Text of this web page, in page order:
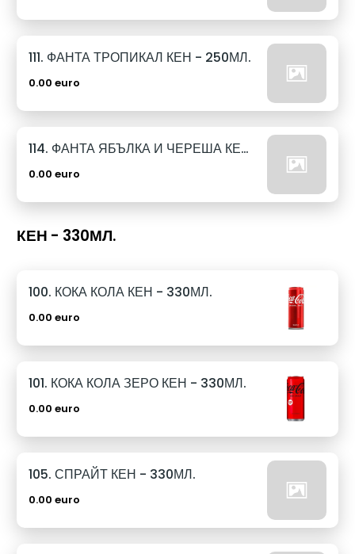
111. ФАНТА ТРОПИКАЛ КЕН - 250МЛ.
0.00 euro
114. ФАНТА ЯБЪЛКА И ЧЕРЕША КЕН - 250МЛ.
0.00 euro
КЕН - 330МЛ.
100. КОКА КОЛА КЕН - 330МЛ.
0.00 euro
101. КОКА КОЛА ЗЕРО КЕН - 330МЛ.
0.00 euro
105. СПРАЙТ КЕН - 330МЛ.
0.00 euro